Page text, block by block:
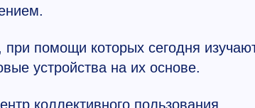
помощи которых сегодня
устройства на их основе.
коллективного пользования